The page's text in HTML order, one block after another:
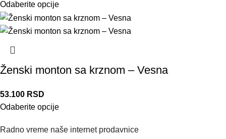
Odaberite opcije
Ženski monton sa krznom – Vesna
53.100 RSD
Odaberite opcije
Radno vreme naše internet prodavnice